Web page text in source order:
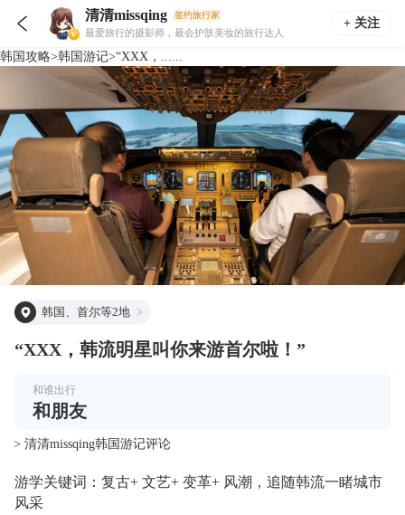
 清清missqing 签约旅行家
最爱旅行的摄影师，最会护肤美妆的旅行达人
+ 关注
韩国 攻略>韩国 游记>“XXX，......
韩国、首尔等2地
“XXX，韩流明星叫你来游首尔啦！”
和谁出行
和朋友
> 清清missqing韩国游记评论
游学关键词：复古+ 文艺+ 变革+ 风潮，追随韩流一睹城市
风采